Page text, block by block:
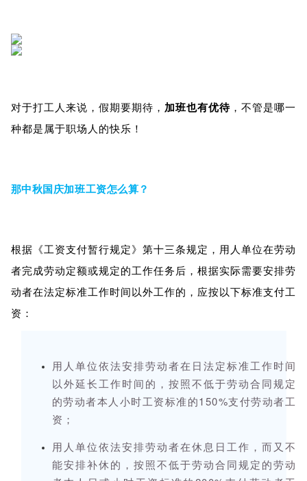
对于打工人来说，假期要期待， 加班也有优待，不管是哪一
种都是属于职场人的快乐！
那中秋国庆加班工资怎么算？
根据《工资支付暂行规定》第十三条规定，用人单位在劳动
者完成劳动定额或规定的工作任务后，根据实际需要安排劳
动者在法定标准工作时间以外工作的，应按以下标准支付工
资：
用人单位依法安排劳动者在日法定标准工作时间
以外延长工作时间的，按照不低于劳动合同规定
的劳动者本人小时工资标准的150%支付劳动者工
资；
用人单位依法安排劳动者在休息日工作，而又不
能安排补休的，按照不低于劳动合同规定的劳动